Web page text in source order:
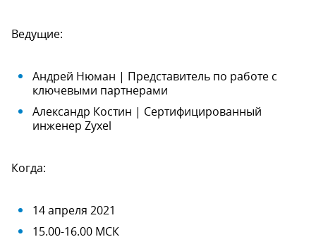
Ведущие:
Андрей Нюман | Представитель по работе с
ключевыми партнерами
Александр Костин | Сертифицированный
инженер Zyxel
Когда:
14 апреля 2021
15.00-16.00 МСК